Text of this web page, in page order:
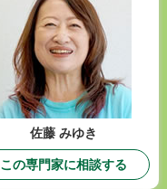
佐藤 みゆき
この専門家に相談する